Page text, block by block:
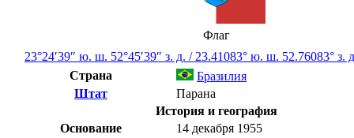
Флаг
23°24′39″ ю. ш. 52°45′39″ з. д. / 23.41083° ю. ш. 52.76083° з.
Страна
Бразилия
Штат
Парана
История и география
Основание
14 декабря 1955